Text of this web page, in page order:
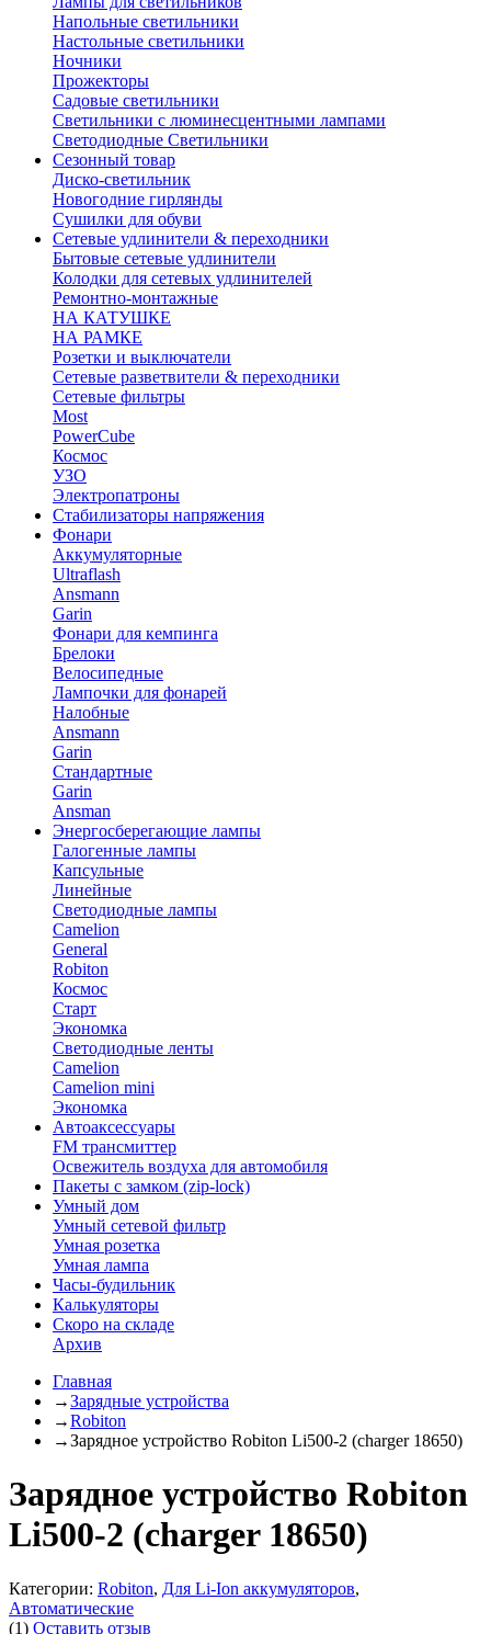
Напольные светильники
Настольные светильники
Ночники
Прожекторы
Садовые светильники
Светильники с люминесцентными лампами
Светодиодные Светильники
Сезонный товар
Диско-светильник
Новогодние гирлянды
Сушилки для обуви
Сетевые удлинители & переходники
Бытовые сетевые удлинители
Колодки для сетевых удлинителей
Ремонтно-монтажные
НА КАТУШКЕ
НА РАМКЕ
Розетки и выключатели
Сетевые разветвители & переходники
Сетевые фильтры
Most
PowerCube
Космос
УЗО
Электропатроны
Стабилизаторы напряжения
Фонари
Аккумуляторные
Ultraflash
Ansmann
Garin
Фонари для кемпинга
Брелоки
Велосипедные
Лампочки для фонарей
Налобные
Ansmann
Garin
Стандартные
Garin
Ansman
Энергосберегающие лампы
Галогенные лампы
Капсульные
Линейные
Светодиодные лампы
Camelion
General
Robiton
Космос
Старт
Экономка
Светодиодные ленты
Camelion
Camelion mini
Экономка
Автоаксессуары
FM трансмиттер
Освежитель воздуха для автомобиля
Пакеты с замком (zip-lock)
Умный дом
Умный сетевой фильтр
Умная розетка
Умная лампа
Часы-будильник
Калькуляторы
Скоро на складе
Архив
Главная
→Зарядные устройства
→Robiton
→Зарядное устройство Robiton Li500-2 (charger 18650)
Зарядное устройство Robiton
Li500-2 (charger 18650)
Категории: Robiton, Для Li-Ion аккумуляторов,
Автоматические
(1) Оставить отзыв